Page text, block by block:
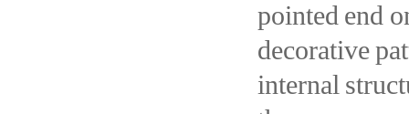
pointed end
decorative
internal